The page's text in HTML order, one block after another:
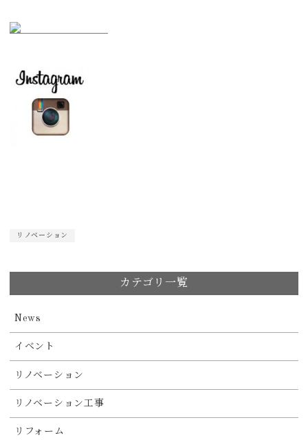
リノベーション
カテゴリ一覧
News
イベント
リノベーション
リノベーション工事
リフォーム